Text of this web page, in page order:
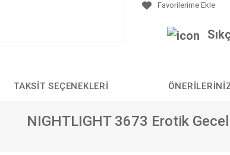
TAKSIT SEÇENEKLERI
NIGHTLIGHT 3673 Erotik